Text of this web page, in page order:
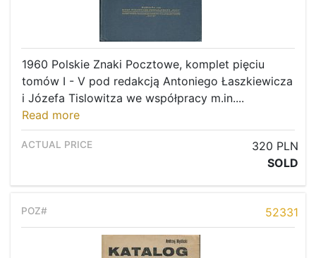
1960 Polskie Znaki Pocztowe, komplet pięciu
tomów I - V pod redakcją Antoniego Łaszkiewicza
i Józefa Tislowitza we współpracy m.in....
Read more
320 PLN
SOLD
52331